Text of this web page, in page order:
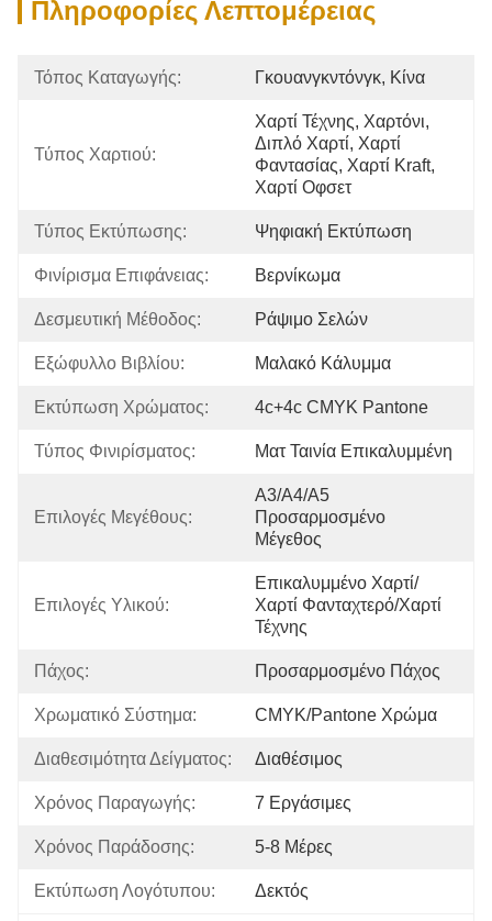
Πληροφορίες Λεπτομέρειας
Τόπος Καταγωγής: Γκουανγκντόνγκ, Κίνα
Τύπος Χαρτιού:
Χαρτί Τέχνης, Χαρτόνι,
Διπλό Χαρτί, Χαρτί
Φαντασίας, Χαρτί Kraft,
Χαρτί Οφσετ
Τύπος Εκτύπωσης: Ψηφιακή Εκτύπωση
Φινίρισμα Επιφάνειας: Βερνίκωμα
Δεσμευτική Μέθοδος: Ράψιμο Σελών
Εξώφυλλο Βιβλίου: Μαλακό Κάλυμμα
Εκτύπωση Χρώματος: 4c+4c CMYK Pantone
Τύπος Φινιρίσματος: Ματ Ταινία Επικαλυμμένη
Επιλογές Μεγέθους:
A3/A4/A5
Προσαρμοσμένο
Μέγεθος
Επιλογές Υλικού:
Επικαλυμμένο Χαρτί/
Χαρτί Φανταχτερό/Χαρτί
Τέχνης
Πάχος: Προσαρμοσμένο Πάχος
Χρωματικό Σύστημα: CMYK/Pantone Χρώμα
Διαθεσιμότητα Δείγματος: Διαθέσιμος
Χρόνος Παραγωγής: 7 Εργάσιμες
Χρόνος Παράδοσης: 5-8 Μέρες
Εκτύπωση Λογότυπου: Δεκτός